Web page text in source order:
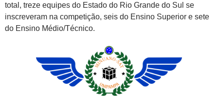
total, treze equipes do Estado do Rio Grande do Sul se
inscreveram na competição, seis do Ensino Superior e sete
do Ensino Médio/Técnico.